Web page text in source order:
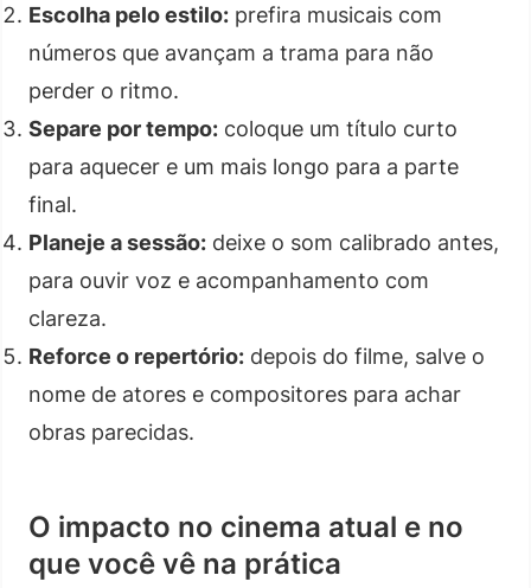
Escolha pelo estilo: prefira musicais com
números que avançam a trama para não
perder o ritmo.
Separe por tempo: coloque um título curto
para aquecer e um mais longo para a parte
final.
Planeje a sessão: deixe o som calibrado antes,
para ouvir voz e acompanhamento com
clareza.
Reforce o repertório: depois do filme, salve o
nome de atores e compositores para achar
obras parecidas.
O impacto no cinema atual e no
que você vê na prática